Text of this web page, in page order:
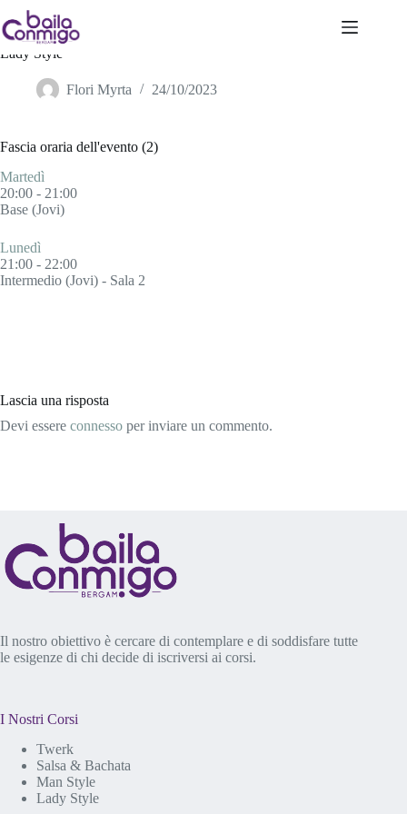
Salta
al
contenuto
Lady Style
Flori Myrta 24/10/2023
Fascia oraria dell'evento (2)
Martedì
20:00 - 21:00
Base (Jovi)
Lunedì
21:00 - 22:00
Intermedio (Jovi) - Sala 2
Lascia una risposta
Devi essere connesso per inviare un commento.
Il nostro obiettivo è cercare di contemplare e di soddisfare tutte
le esigenze di chi decide di iscriversi ai corsi.
I Nostri Corsi
Twerk
Salsa & Bachata
Man Style
Lady Style